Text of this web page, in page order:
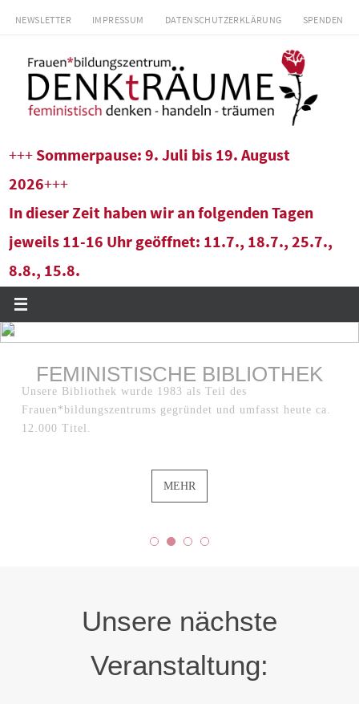
Zum
springen
NEWSLETTER IMPRESSUM DATENSCHUTZERKLÄRUNG SPENDEN
+++ Sommerpause: 9. Juli bis 19. August
2026+++
In dieser Zeit haben wir an folgenden Tagen
jeweils 11-16 Uhr geöffnet: 11.7., 18.7., 25.7.,
8.8., 15.8.
FEMINISTISCHE BIBLIOTHEK
Unsere Bibliothek wurde 1983 als Teil des
Frauen*bildungszentrums gegründet und umfasst heute ca.
MEHR
Unsere nächste
Veranstaltung: